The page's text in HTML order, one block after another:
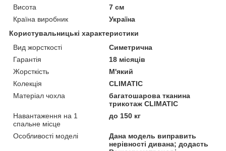
Висота
7 см
Країна виробник
Україна
Користувальницькі характеристики
Вид жорсткості
Симетрична
Гарантія
18 місяців
Жорсткість
М'який
Колекція
CLIMATIC
Матеріал чохла
багатошарова тканина
трикотаж CLIMATIC
Навантаження на 1
спальне місце
до 150 кг
Особливості моделі
Дана модель виправить
нерівності дивана; додасть